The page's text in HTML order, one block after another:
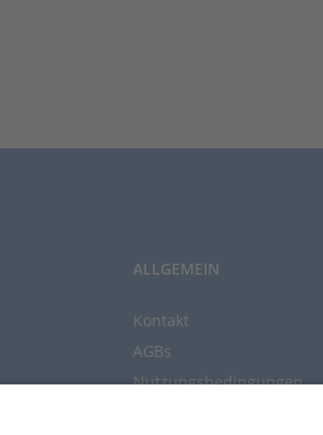
ALLGEMEIN
Kontakt
AGBs
Nutzungsbedingungen